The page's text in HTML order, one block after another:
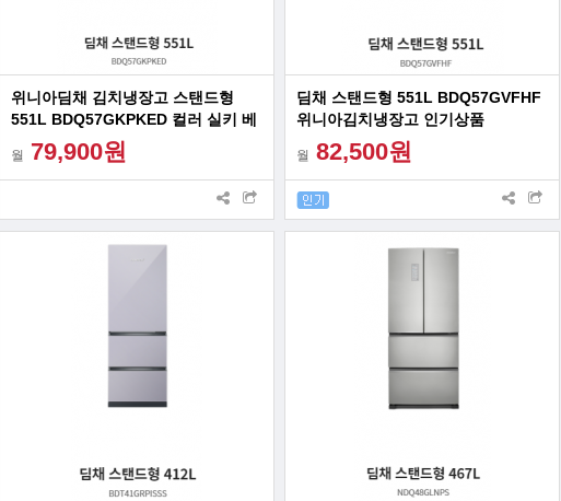
위니아딤채 김치냉장고 스탠드형
551L BDQ57GKPKED 컬러 실키 베
이지샌드
월 79,900원
딤채 스탠드형 551L BDQ57GVFHF
위니아김치냉장고 인기상품
월 82,500원